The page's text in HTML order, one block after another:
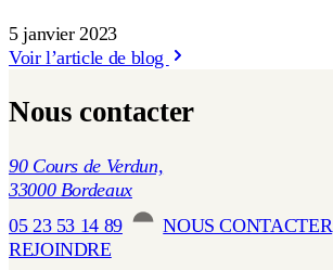
5 janvier 2023
Voir l’article de blog
Nous contacter
90 Cours de Verdun,
33000 Bordeaux
05 23 53 14 89
NOUS CONTACTER
REJOINDRE